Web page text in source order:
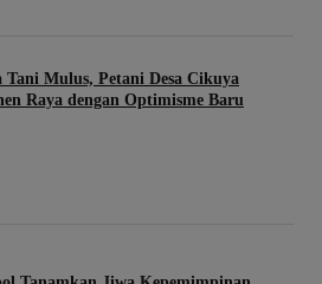
Tani Mulus, Petani Desa Cikuya
Raya dengan Optimisme Baru